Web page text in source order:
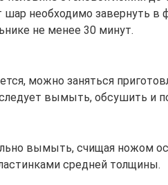
шар необходимо завернуть в
не менее 30 минут.
можно заняться
вымыть, обсушить и
вымыть, счищая ножом
средней толщины.